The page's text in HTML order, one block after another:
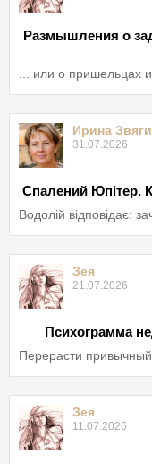
Размышления о
... или о пришельцах
Ирина
31.07.2026
Спалений Юпітер.
Водолій відповідає:
Зея
21.07.2026
Психограмма
Перерасти
Зея
11.07.2026